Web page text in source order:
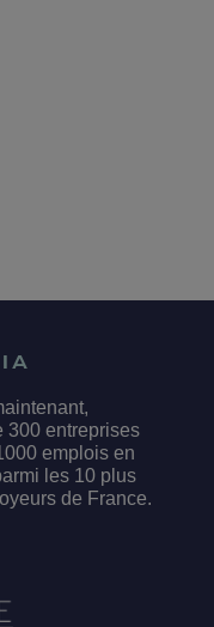
300 entreprises
emplois en
les 10 plus
de France.